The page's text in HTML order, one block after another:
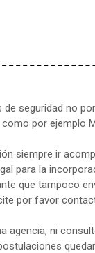
seguridad no
por ejemplo
siempre ir
para la
que tampoco
por favor
agencia, ni